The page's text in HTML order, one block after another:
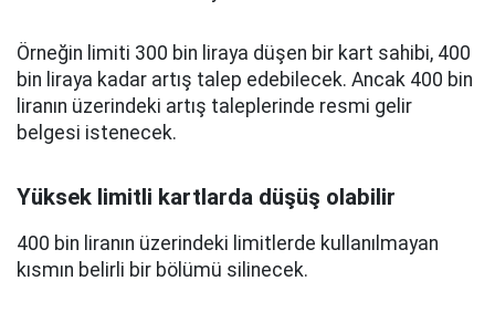
Örneğin limiti 300 bin liraya düşen bir kart sahibi, 400
bin liraya kadar artış talep edebilecek. Ancak 400 bin
liranın üzerindeki artış taleplerinde resmi gelir
belgesi istenecek.
Yüksek limitli kartlarda düşüş olabilir
400 bin liranın üzerindeki limitlerde kullanılmayan
kısmın belirli bir bölümü silinecek.